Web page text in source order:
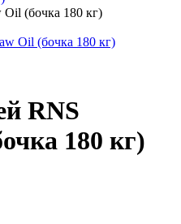
(бочка 180 кг)
RNS
180 кг)